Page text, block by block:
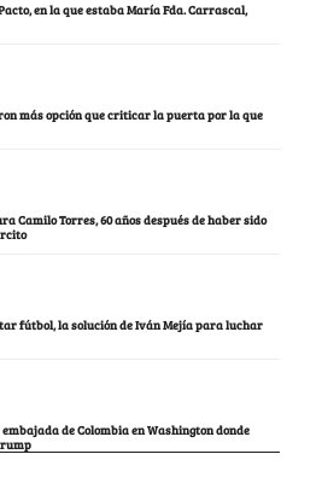
en la que estaba María Fda. Carrascal,
más opción que criticar la puerta por la que
Camilo Torres, 60 años después de haber sido
fútbol, la solución de Iván Mejía para luchar
embajada de Colombia en Washington donde